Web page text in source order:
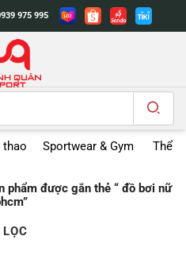
975 995
thao Sportwear & Gym Thể
phẩm được gắn thẻ “ đồ bơi nữ
LỌC